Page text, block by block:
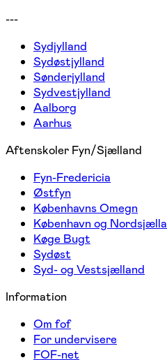
---
Sydjylland
Sydøstjylland
Sønderjylland
Sydvestjylland
Aalborg
Aarhus
Aftenskoler Fyn/Sjælland
Fyn-Fredericia
Østfyn
Københavns Omegn
København og
Køge Bugt
Sydøst
Syd- og Vestsjælland
Information
Om fof
For undervisere
FOF-net